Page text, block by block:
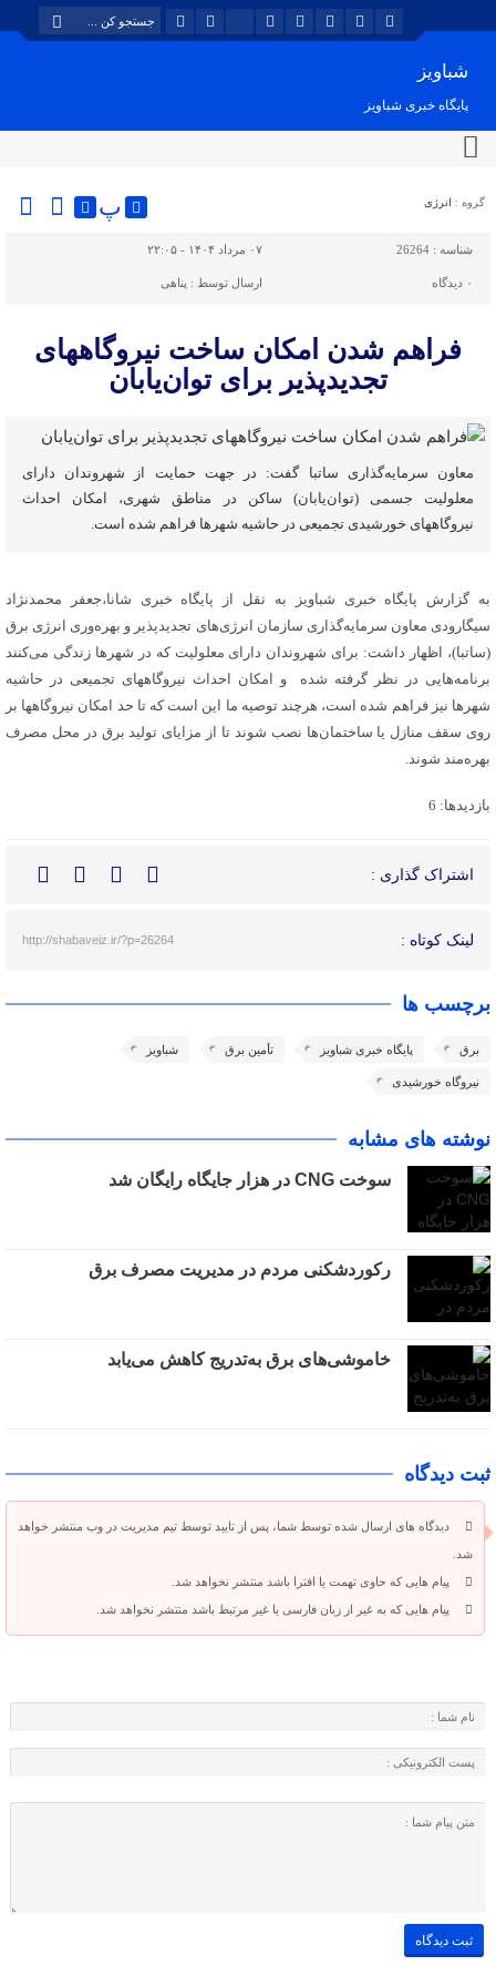
شباویز
پایگاه خبری شباویز
گروه : انرژی پ
شناسه : 26264 ۰۷ مرداد ۱۴۰۴ - ۲۲:۰۵
۰ دیدگاه ارسال توسط : پناهی
فراهم شدن امکان ساخت نیروگاههای
تجدیدپذیر برای توان‌یابان
معاون سرمایه‌گذاری ساتبا گفت: در جهت حمایت از شهروندان دارای
معلولیت جسمی (توان‌یابان) ساکن در مناطق شهری، امکان احداث
نیروگاههای خورشیدی تجمیعی در حاشیه شهرها فراهم شده است.
به گزارش پایگاه خبری شباویز به نقل از پایگاه خبری شانا،جعفر محمدنژاد
سیگارودی معاون سرمایه‌گذاری سازمان انرژی‌های تجدیدپذیر و بهره‌وری انرژی برق
(ساتبا)، اظهار داشت: برای شهروندان دارای معلولیت که در شهرها زندگی می‌کنند
برنامه‌هایی در نظر گرفته شده و امکان احداث نیروگاههای تجمیعی در حاشیه
شهرها نیز فراهم شده است، هرچند توصیه ما این است که تا حد امکان نیروگاهها بر
روی سقف منازل یا ساختمان‌ها نصب شوند تا از مزایای تولید برق در محل مصرف
بهره‌مند شوند.
بازدیدها: 6
اشتراک گذاری :
لینک کوتاه : http://shabaveiz.ir/?p=26264
برچسب ها
برق پایگاه خبری شباویز تأمین برق شباویز
نیروگاه خورشیدی
نوشته های مشابه
سوخت CNG در هزار جایگاه رایگان شد
رکوردشکنی مردم در مدیریت مصرف برق
خاموشی‌های برق به‌تدریج کاهش می‌یابد
ثبت دیدگاه
دیدگاه های ارسال شده توسط شما، پس از تایید توسط تیم مدیریت در وب منتشر خواهد
شد.
پیام هایی که حاوی تهمت یا افترا باشد منتشر نخواهد شد.
پیام هایی که به غیر از زبان فارسی یا غیر مرتبط باشد منتشر نخواهد شد.